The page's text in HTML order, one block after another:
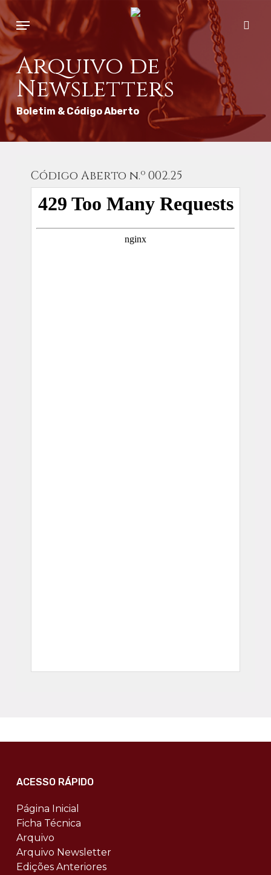
Skip
to
main
content
Menu
Arquivo de
Newsletters
Boletim & Código Aberto
Código Aberto n.º 002.25
ACESSO RÁPIDO
Página Inicial
Ficha Técnica
Arquivo
Arquivo Newsletter
Edições Anteriores